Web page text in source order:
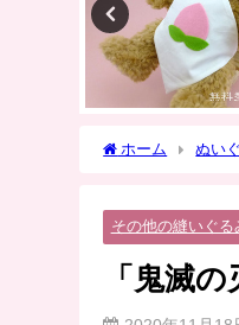
ホーム ぬい
その他の縫いぐる
「鬼滅